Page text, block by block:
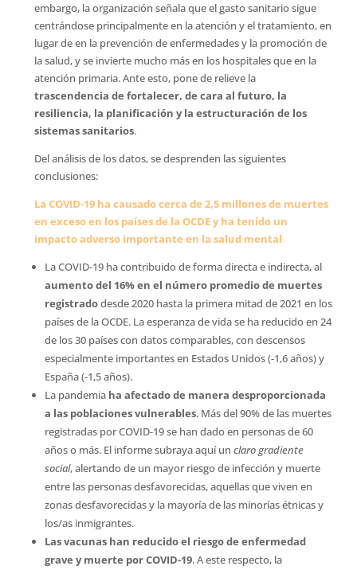
embargo, la organización señala que el gasto sanitario sigue
centrándose principalmente en la atención y el tratamiento, en
lugar de en la prevención de enfermedades y la promoción de
la salud, y se invierte mucho más en los hospitales que en la
atención primaria. Ante esto, pone de relieve la
trascendencia de fortalecer, de cara al futuro, la
resiliencia, la planificación y la estructuración de los
sistemas sanitarios.
Del análisis de los datos, se desprenden las siguientes
conclusiones:
La COVID-19 ha causado cerca de 2,5 millones de muertes
en exceso en los países de la OCDE y ha tenido un
impacto adverso importante en la salud mental
La COVID-19 ha contribuido de forma directa e indirecta, al
aumento del 16% en el número promedio de muertes
registradodesde 2020 hasta la primera mitad de 2021 en los
países de la OCDE. La esperanza de vida se ha reducido en 24
de los 30 países con datos comparables, con descensos
especialmente importantes en Estados Unidos (-1,6 años) y
España (-1,5 años).
La pandemia ha afectado de manera desproporcionada
a las poblaciones vulnerables. Más del 90% de las muertes
registradas por COVID-19 se han dado en personas de 60
años o más. El informe subraya aquí un claro gradiente
social, alertando de un mayor riesgo de infección y muerte
entre las personas desfavorecidas, aquellas que viven en
zonas desfavorecidas y la mayoría de las minorías étnicas y
los/as inmigrantes.
Las vacunas han reducido el riesgo de enfermedad
grave y muerte por COVID-19. A este respecto, la